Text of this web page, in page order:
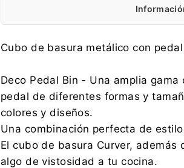
Fabricante:
Keter
Aleje
0048 59
Importador:
Keter
0048 59
Cubo de basura metálico con
Deco Pedal Bin - Una amplia
pedal de diferentes formas y
colores y diseños.
Una combinación perfecta de
El cubo de basura Curver,
algo de vistosidad a tu cocina.